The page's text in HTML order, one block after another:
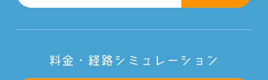
料金・経路シミュレーション